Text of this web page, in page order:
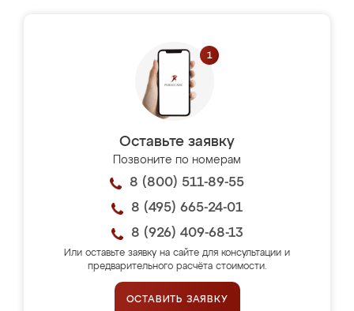
Оставьте заявку
Позвоните по номерам
8 (800) 511-89-55
8 (495) 665-24-01
8 (926) 409-68-13
Или оставьте заявку на сайте для консультации и
предварительного расчёта стоимости.
ОСТАВИТЬ ЗАЯВКУ